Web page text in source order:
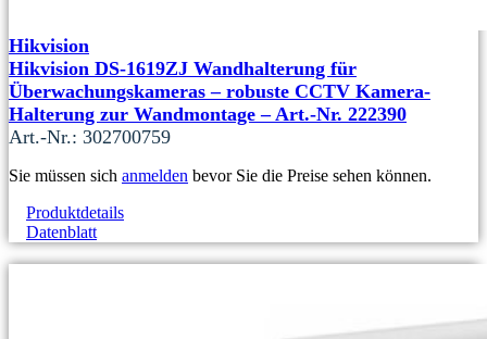
Hikvision
Hikvision DS-1619ZJ Wandhalterung für
Überwachungskameras – robuste CCTV Kamera-
Halterung zur Wandmontage – Art.-Nr. 222390
Art.-Nr.: 302700759
Sie müssen sich anmelden bevor Sie die Preise sehen können.
Produktdetails
Datenblatt